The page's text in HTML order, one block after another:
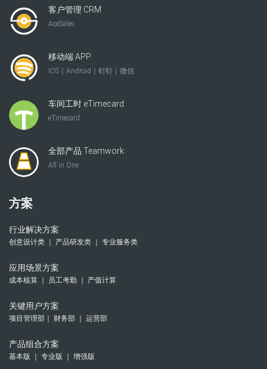
客户管理 CRM
AceSales
移动端 APP
IOS｜Android｜钉钉｜微信
车间工时 eTimecard
eTimecard
全部产品 Teamwork
All in One
方案
行业解决方案
创意设计类 ｜ 产品研发类 ｜ 专业服务类
应用场景方案
成本核算 ｜ 员工考勤 ｜ 产值计算
关键用户方案
项目管理部｜ 财务部 ｜ 运营部
产品组合方案
基本版 ｜ 专业版 ｜ 增强版